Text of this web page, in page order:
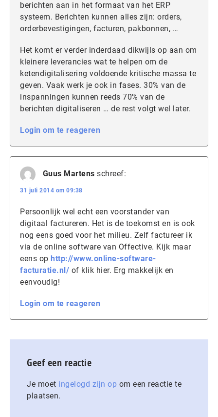
berichten aan in het formaat van het ERP
systeem. Berichten kunnen alles zijn: orders,
orderbevestigingen, facturen, pakbonnen, …
Het komt er verder inderdaad dikwijls op aan om
kleinere leverancies wat te helpen om de
ketendigitalisering voldoende kritische massa te
geven. Vaak werk je ook in fases. 30% van de
inspanningen kunnen reeds 70% van de
berichten digitaliseren … de rest volgt wel later.
Login om te reageren
Guus Martens schreef:
31 juli 2014 om 09:38
Persoonlijk wel echt een voorstander van
digitaal factureren. Het is de toekomst en is ook
nog eens goed voor het milieu. Zelf factureer ik
via de online software van Offective. Kijk maar
eens op http://www.online-software-
facturatie.nl/ of klik hier. Erg makkelijk en
eenvoudig!
Login om te reageren
Geef een reactie
Je moet ingelogd zijn op om een reactie te
plaatsen.